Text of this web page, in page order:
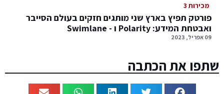
מכירות 3
פורטק תפיץ בארץ שני מותגים חזקים בעולם הסייבר
ואבטחת המידע: Polarity ו - Swimlane ‏
09 אפריל, 2023
שתפו את הכתבה